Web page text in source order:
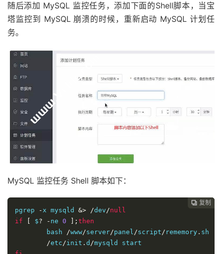
随后添加 MySQL 监控任务，添加下面的Shell脚本，当宝
塔监控到 MySQL 崩溃的时候，重新启动 MySQL 计划任
务。
MySQL 监控任务 Shell 脚本如下：
 复制
 复制
 复制
pgrep
- x mysqld &> /dev /null
if
[ $? - ne 0 ]; then
	bash
/www/server/panel /script / rememory . sh
/etc /init . d /